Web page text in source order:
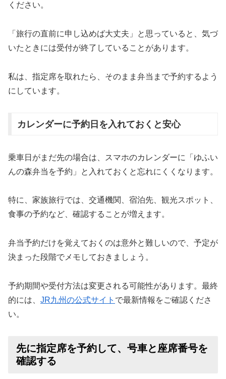
ください。
「旅行の直前に申し込めば大丈夫」と思っていると、気づ
いたときには受付が終了していることがあります。
私は、指定席を取れたら、そのまま弁当まで予約するよう
にしています。
カレンダーに予約日を入れておくと安心
乗車日がまだ先の場合は、スマホのカレンダーに「ゆふい
んの森弁当を予約」と入れておくと忘れにくくなります。
特に、家族旅行では、交通機関、宿泊先、観光スポット、
食事の予約など、確認することが増えます。
弁当予約だけを覚えておくのは意外と難しいので、予定が
決まった段階でメモしておきましょう。
予約期間や受付方法は変更される可能性があります。最終
的には、 JR九州の公式サイト で最新情報をご確認くださ
い。
先に指定席を予約して、号車と座席番号を
確認する